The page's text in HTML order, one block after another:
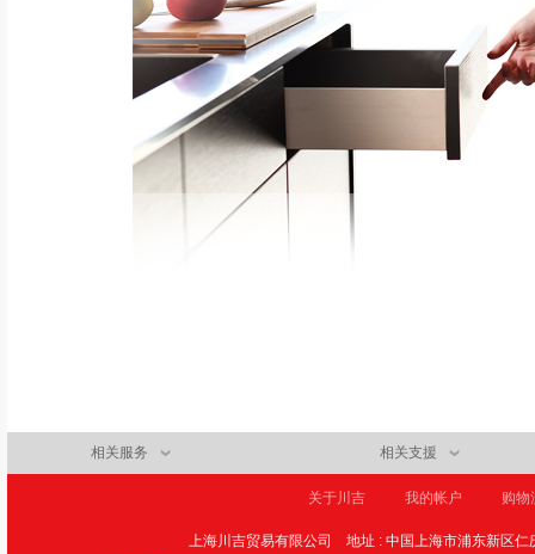
相关服务 相关支援
关于川吉 我的帐户 购物
上海川吉贸易有限公司
地址 : 中国上海市浦东新区